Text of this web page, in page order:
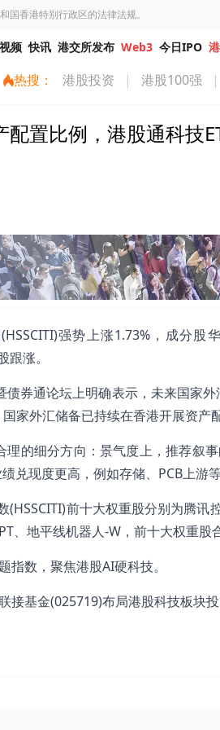
香港特别行政区的法律法规。
视频 快讯 港交所发布 Web3 今日IPO
热搜： 港股投资 | 港股100强 |
置比例，港股通科技
强势上涨1.73%，成分股
涨。
券通论坛上明确表示，未来国家
家外汇储备已持续在香港开展资产
的细分方向：景气度上，推荐叙
兑现度更高，例如存储、PCB上游等
前十大权重股分别为腾讯
地平线机器人-W，前十大权重股
数，聚焦港股AI硬科技。
基金(025719)布局港股科技板块投